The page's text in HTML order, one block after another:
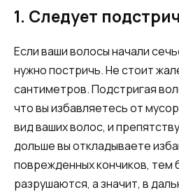
1. Следует
Если ваши волосы начали
нужно постричь. Не стоит
сантиметров. Подстригая
что вы избавляетесь от
вид ваших волос, и
дольше вы откладываете
поврежденных кончиков, тем
разрушаются, а значит, в